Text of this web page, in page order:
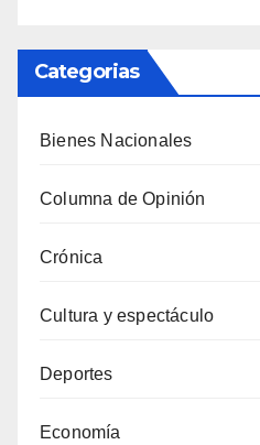
Categorias
Bienes Nacionales
Columna de Opinión
Crónica
Cultura y espectáculo
Deportes
Economía